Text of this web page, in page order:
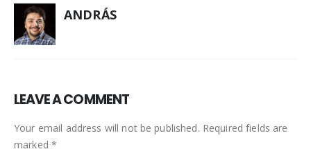
ANDRÁS
LEAVE A COMMENT
Your email address will not be published. Required fields are
marked *